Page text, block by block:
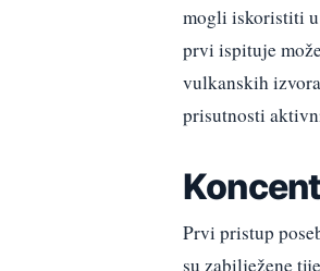
mogli iskoristiti
prvi ispituje
vulkanskih
prisutnosti
Prvi pristup
su zabilježene